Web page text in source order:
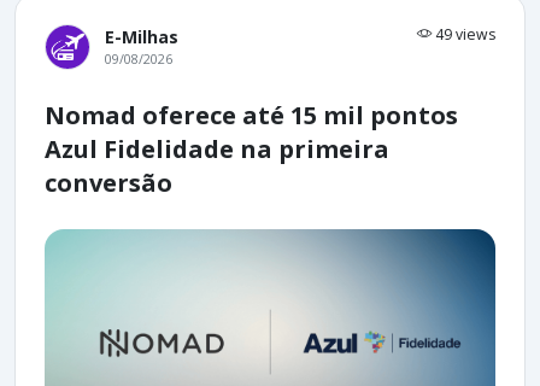
E-Milhas 49 views
09/08/2026
Nomad oferece até 15 mil pontos
Azul Fidelidade na primeira
conversão